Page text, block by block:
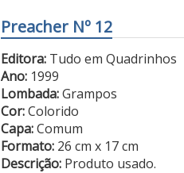
Preacher Nº 12
Editora:Tudo em Quadrinhos
Ano:1999
Lombada:Grampos
Cor:Colorido
Capa:Comum
Formato:26 cm x 17 cm
Descrição: Produto usado.